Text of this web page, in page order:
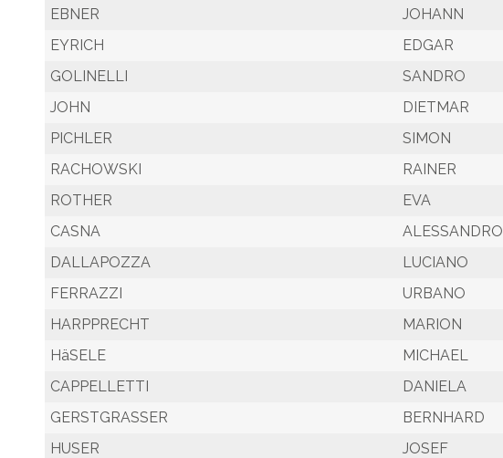
EBNER
JOHANN
EYRICH
EDGAR
GOLINELLI
SANDRO
JOHN
DIETMAR
PICHLER
SIMON
RACHOWSKI
RAINER
ROTHER
EVA
CASNA
ALESSANDRO
DALLAPOZZA
LUCIANO
FERRAZZI
URBANO
HARPPRECHT
MARION
HäSELE
MICHAEL
CAPPELLETTI
DANIELA
GERSTGRASSER
BERNHARD
HUSER
JOSEF